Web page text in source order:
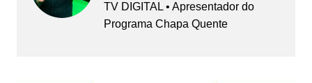
TV DIGITAL • Apresentador do
Programa Chapa Quente